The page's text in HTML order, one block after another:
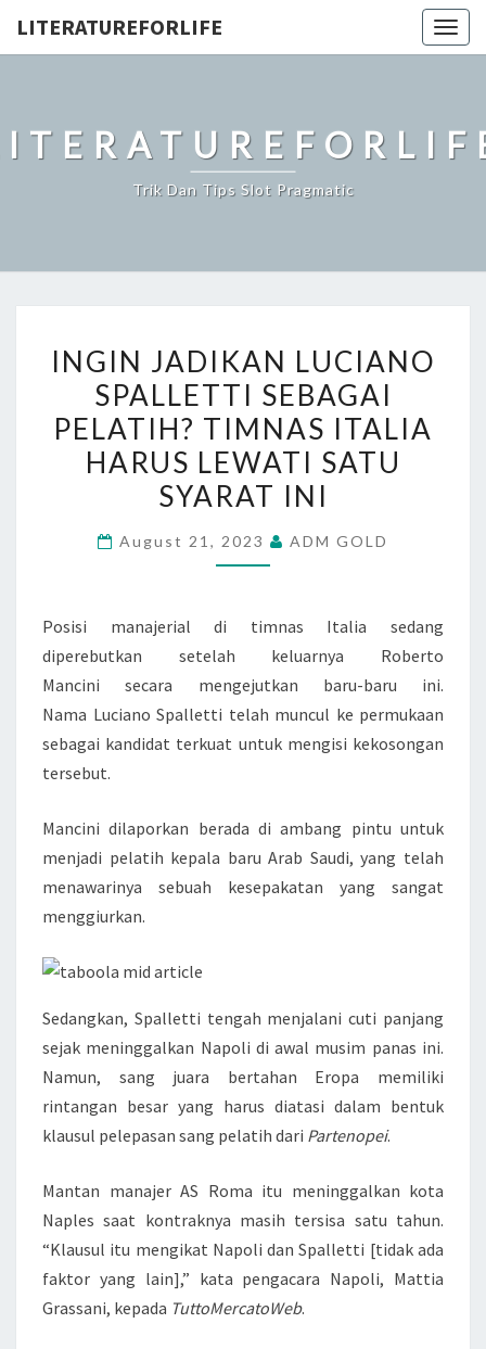
LITERATUREFORLIFE
Trik Dan Tips Slot Pragmatic
JADIKAN
LUCIANO
SPALLETTI
SEBAGAI
PELATIH?
TIMNAS
ITALIA
HARUS
SATU
SYARAT
INI
INGIN JADIKAN LUCIANO
SPALLETTI SEBAGAI
PELATIH? TIMNAS ITALIA
HARUS LEWATI SATU
SYARAT INI
August 21, 2023 ADM GOLD
Posisi manajerial di timnas Italia sedang
diperebutkan setelah keluarnya Roberto
Mancini secara mengejutkan baru-baru ini.
Nama Luciano Spalletti telah muncul ke permukaan
sebagai kandidat terkuat untuk mengisi kekosongan
tersebut.
Mancini dilaporkan berada di ambang pintu untuk
menjadi pelatih kepala baru Arab Saudi, yang telah
menawarinya sebuah kesepakatan yang sangat
menggiurkan.
Sedangkan, Spalletti tengah menjalani cuti panjang
sejak meninggalkan Napoli di awal musim panas ini.
Namun, sang juara bertahan Eropa memiliki
rintangan besar yang harus diatasi dalam bentuk
klausul pelepasan sang pelatih dari Partenopei.
Mantan manajer AS Roma itu meninggalkan kota
Naples saat kontraknya masih tersisa satu tahun.
“Klausul itu mengikat Napoli dan Spalletti [tidak ada
faktor yang lain],” kata pengacara Napoli, Mattia
Grassani, kepada TuttoMercatoWeb.